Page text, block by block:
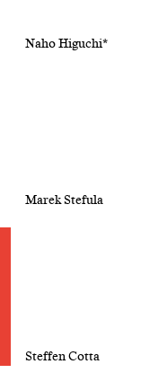
Naho Higuchi*
Marek Stefula
Steffen Cotta